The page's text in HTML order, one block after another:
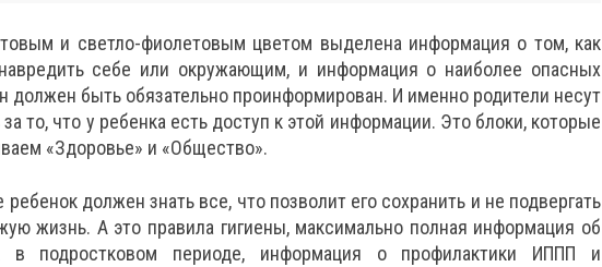
и светло-фиолетовым цветом выделена информация о том, как
себе или окружающим, и информация о наиболее опасных
должен быть обязательно проинформирован. И именно родители несут
то, что у ребенка есть доступ к этой информации. Это блоки, которые
«Здоровье» и «Общество».
ребенок должен знать все, что позволит его сохранить и не подвергать
жизнь. А это правила гигиены, максимально полная информация об
в подростковом периоде, информация о профилактики ИППП и